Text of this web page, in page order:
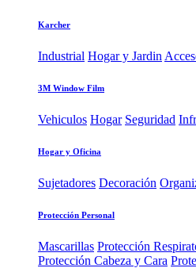
Karcher
Industrial Hogar y Jardin
3M Window Film
Vehiculos Hogar Seguridad
Hogar y Oficina
Sujetadores Decoración
Protección Personal
Mascarillas Protección
Protección Cabeza y Cara